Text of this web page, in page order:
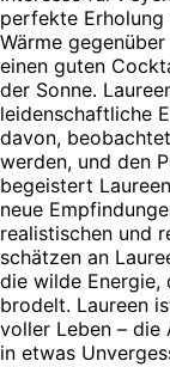
perfekte
Wärme
einen guten
der Sonne.
leidenschaftliche
davon,
werden, und den
begeistert
neue
realistischen und
schätzen an
die wilde Energie,
brodelt. Laureen
voller Leben – die
in etwas